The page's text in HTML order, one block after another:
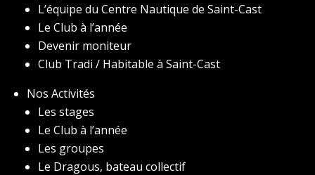
L’équipe du Centre Nautique de Saint-Cast
Le Club à l’année
Devenir moniteur
Club Tradi / Habitable à Saint-Cast
Nos Activités
Les stages
Le Club à l’année
Les groupes
Le Dragous, bateau collectif